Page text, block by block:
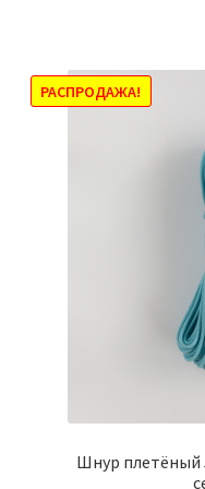
Шнур плетёный
РАСПРОДАЖА!